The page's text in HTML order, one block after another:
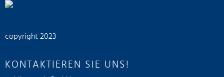
copyright 2023
KONTAKTIEREN SIE UNS!